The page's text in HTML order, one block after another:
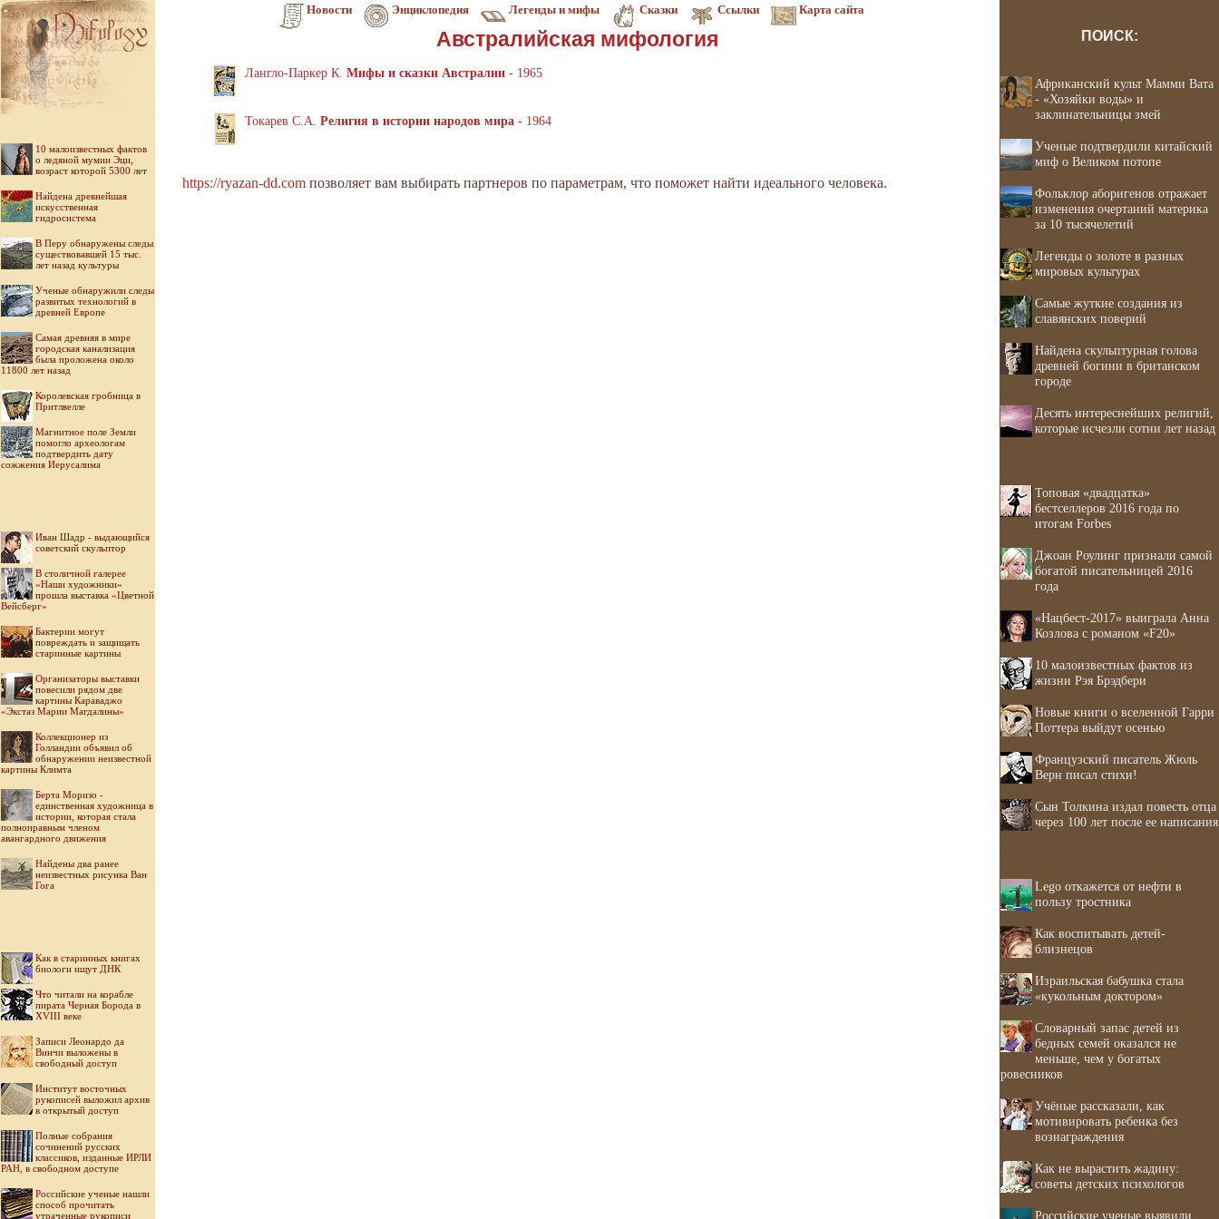
Новости Энциклопедия Легенды и мифы Сказки Ссылки Карта сайта
10 малоизвестных фактов
о ледяной мумии Эци,
возраст которой 5300 лет
Найдена древнейшая
искусственная
гидросистема
В Перу обнаружены следы
существовавшей 15 тыс.
лет назад культуры
Ученые обнаружили следы
развитых технологий в
древней Европе
Самая древняя в мире
городская канализация
была проложена около
11800 лет назад
Королевская гробница в
Притлвелле
Магнитное поле Земли
помогло археологам
подтвердить дату
сожжения Иерусалима
Иван Шадр - выдающийся
советский скульптор
В столичной галерее
«Наши художники»
прошла выставка «Цветной
Вейсберг»
Бактерии могут
повреждать и защищать
старинные картины
Организаторы выставки
повесили рядом две
картины Караваджо
«Экстаз Марии Магдалины»
Коллекционер из
Голландии объявил об
обнаружении неизвестной
картины Климта
Берта Моризо -
единственная художница в
истории, которая стала
полноправным членом
авангардного движения
Найдены два ранее
неизвестных рисунка Ван
Гога
Как в старинных книгах
биологи ищут ДНК
Что читали на корабле
пирата Черная Борода в
XVIII веке
Записи Леонардо да
Винчи выложены в
свободный доступ
Институт восточных
рукописей выложил архив
в открытый доступ
Полные собрания
сочинений русских
классиков, изданные ИРЛИ
РАН, в свободном доступе
Российские ученые нашли
способ прочитать
утраченные рукописи
Австралийская мифология
Лангло-Паркер К. Мифы и сказки Австралии - 1965
Токарев С.А. Религия в истории народов мира - 1964
https://ryazan-dd.com позволяет вам выбирать партнеров по параметрам, что поможет найти идеального человека.
ПОИСК:
Африканский культ Мамми Вата
- «Хозяйки воды» и
заклинательницы змей
Ученые подтвердили китайский
миф о Великом потопе
Фольклор аборигенов отражает
изменения очертаний материка
за 10 тысячелетий
Легенды о золоте в разных
мировых культурах
Самые жуткие создания из
славянских поверий
Найдена скульптурная голова
древней богини в британском
городе
Десять интереснейших религий,
которые исчезли сотни лет назад
Топовая «двадцатка»
бестселлеров 2016 года по
итогам Forbes
Джоан Роулинг признали самой
богатой писательницей 2016
года
«Нацбест-2017» выиграла Анна
Козлова с романом «F20»
10 малоизвестных фактов из
жизни Рэя Брэдбери
Новые книги о вселенной Гарри
Поттера выйдут осенью
Французский писатель Жюль
Верн писал стихи!
Сын Толкина издал повесть отца
через 100 лет после ее написания
Lego откажется от нефти в
пользу тростника
Как воспитывать детей-
близнецов
Израильская бабушка стала
«кукольным доктором»
Словарный запас детей из
бедных семей оказался не
меньше, чем у богатых
ровесников
Учёные рассказали, как
мотивировать ребенка без
вознаграждения
Как не вырастить жадину:
советы детских психологов
Российские ученые выявили